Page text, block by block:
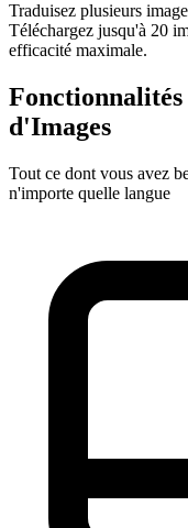
Traduisez plusieurs
Téléchargez jusqu'à 20
efficacité maximale.
d'Images
Tout ce dont vous avez
n'importe quelle langue